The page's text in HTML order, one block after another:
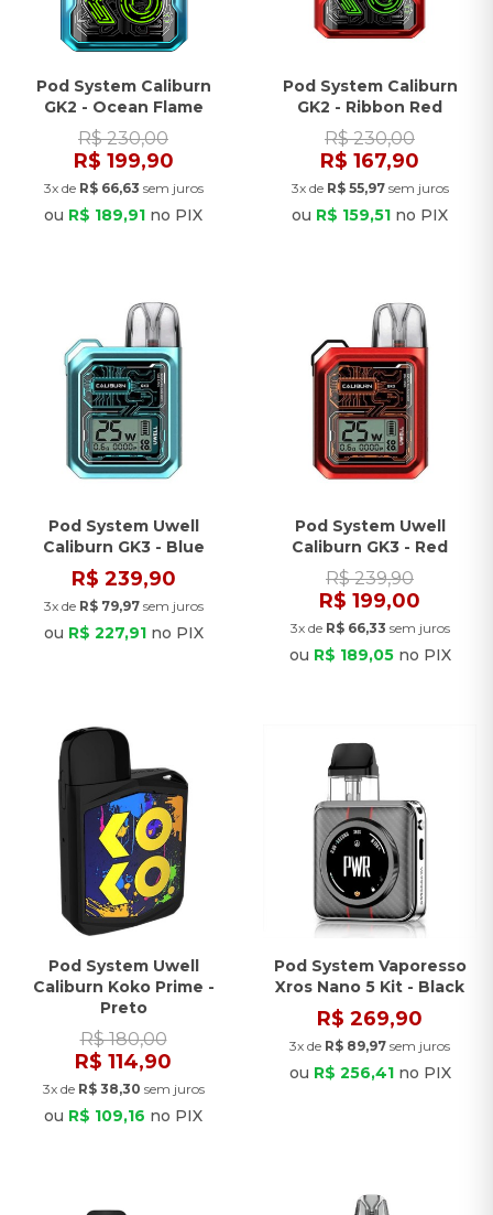
Pod System Caliburn
GK2 - Ocean Flame
R$ 199,90
R$ 230,00
3x de R$ 66,63 sem juros
ou R$ 189,91 no PIX
Pod System Caliburn
GK2 - Ribbon Red
R$ 167,90
R$ 230,00
3x de R$ 55,97sem juros
ou R$ 159,51 no PIX
Pod System Uwell
Caliburn GK3 - Blue
R$ 239,90
3x de R$ 79,97sem juros
ou R$ 227,91no PIX
Pod System Uwell
Caliburn GK3 - Red
R$ 199,00
R$ 239,90
3x de R$ 66,33 sem juros
ou R$ 189,05no PIX
Pod System Uwell
Caliburn Koko Prime -
Preto
R$ 114,90
R$ 180,00
3x de R$ 38,30 sem juros
ou R$ 109,16 no PIX
Pod System Vaporesso
Xros Nano 5 Kit - Black
R$ 269,90
3x de R$ 89,97 sem juros
ou R$ 256,41no PIX